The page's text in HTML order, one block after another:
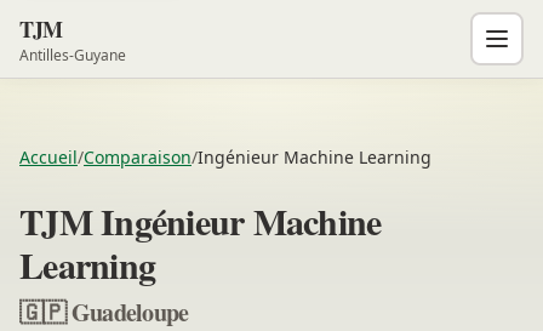
TJM
Antilles-Guyane
Accueil/Comparaison/Ingénieur Machine Learning
TJM Ingénieur Machine
Learning
🇬🇵 Guadeloupe